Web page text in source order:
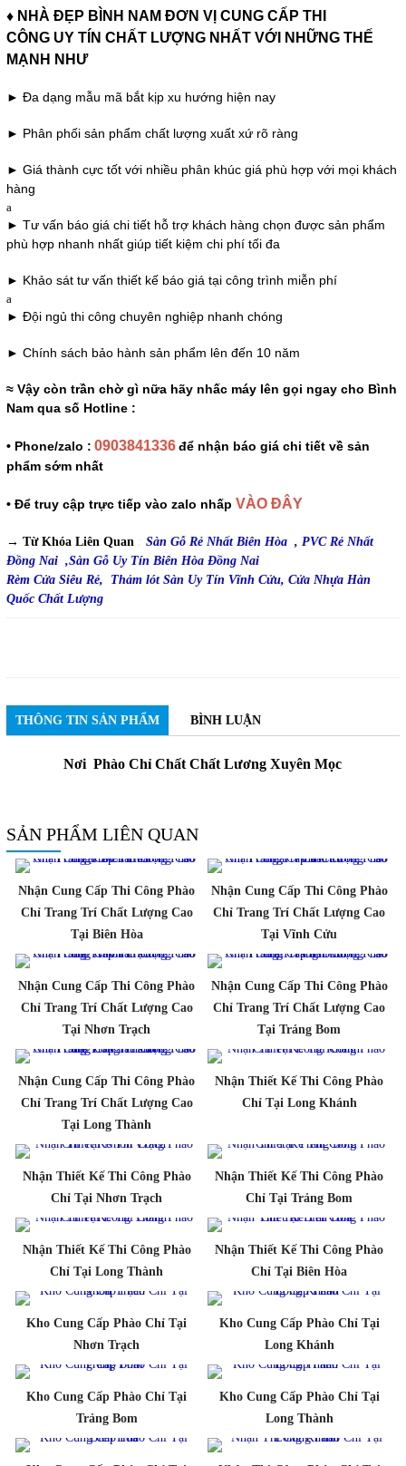
♦ NHÀ ĐẸP BÌNH NAM ĐƠN VỊ CUNG CẤP THI
CÔNG UY TÍN CHẤT LƯỢNG NHẤT VỚI NHỮNG THẾ
MẠNH NHƯ
► Đa dạng mẫu mã bắt kịp xu hướng hiện nay
► Phân phối sản phẩm chất lượng xuất xứ rõ ràng
► Giá thành cực tốt với nhiều phân khúc giá phù hợp với mọi khách
hàng
a
► Tư vấn báo giá chi tiết hỗ trợ khách hàng chọn được sản phẩm
phù hợp nhanh nhất giúp tiết kiệm chi phí tối đa
► Khảo sát tư vấn thiết kế báo giá tại công trình miễn phí
a
► Đội ngủ thi công chuyên nghiệp nhanh chóng
► Chính sách bảo hành sản phẩm lên đến 10 năm
≈ Vậy còn trần chờ gì nữa hãy nhấc máy lên gọi ngay cho Bình
Nam qua số Hotline :
• Phone/zalo : 0903841336 để nhận báo giá chi tiết về sản
phẩm sớm nhất
• Để truy cập trực tiếp vào zalo nhấp VÀO ĐÂY
→ Từ Khóa Liên Quan Sàn Gỗ Rẻ Nhất Biên Hòa , PVC Rẻ Nhất
Đồng Nai ,Sàn Gỗ Uy Tín Biên Hòa Đồng Nai
Rèm Cửa Siêu Rẻ,
Thảm lót Sàn Uy Tín Vĩnh Cửu, Cửa Nhựa Hàn
Quốc Chất Lượng
THÔNG TIN SẢN PHẨM BÌNH LUẬN
Nơi Phào Chỉ Chất Chất Lương Xuyên Mọc
SẢN PHẨM LIÊN QUAN
Nhận Cung Cấp Thi Công Phào
Chỉ Trang Trí Chất Lượng Cao
Tại Biên Hòa
Nhận Cung Cấp Thi Công Phào
Chỉ Trang Trí Chất Lượng Cao
Tại Vĩnh Cửu
Nhận Cung Cấp Thi Công Phào
Chỉ Trang Trí Chất Lượng Cao
Tại Nhơn Trạch
Nhận Cung Cấp Thi Công Phào
Chỉ Trang Trí Chất Lượng Cao
Tại Trảng Bom
Nhận Cung Cấp Thi Công Phào
Chỉ Trang Trí Chất Lượng Cao
Tại Long Thành
Nhận Thiết Kế Thi Công Phào
Chỉ Tại Long Khánh
Nhận Thiết Kế Thi Công Phào
Chỉ Tại Nhơn Trạch
Nhận Thiết Kế Thi Công Phào
Chỉ Tại Trảng Bom
Nhận Thiết Kế Thi Công Phào
Chỉ Tại Long Thành
Nhận Thiết Kế Thi Công Phào
Chỉ Tại Biên Hòa
Kho Cung Cấp Phào Chỉ Tại
Nhơn Trạch
Kho Cung Cấp Phào Chỉ Tại
Long Khánh
Kho Cung Cấp Phào Chỉ Tại
Trảng Bom
Kho Cung Cấp Phào Chỉ Tại
Long Thành